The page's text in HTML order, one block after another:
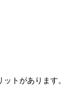
トがあります。